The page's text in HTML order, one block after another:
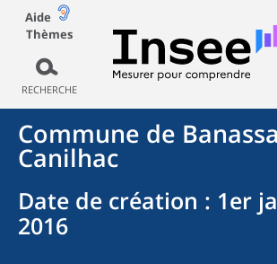
Aide
Thèmes
RECHERCHE
Commune de
Canilhac
Date de création : 1er
2016